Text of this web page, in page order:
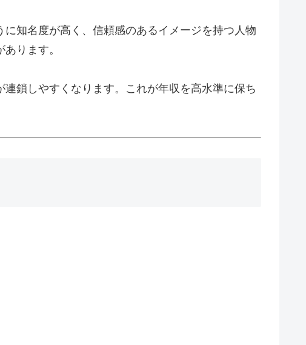
知名度が高く、信頼感のあるイメージを持つ人物
ります。
鎖しやすくなります。これが年収を高水準に保ち